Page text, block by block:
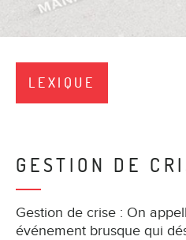
LEXIQUE
GESTION DE
Gestion de crise : On
événement brusque qui